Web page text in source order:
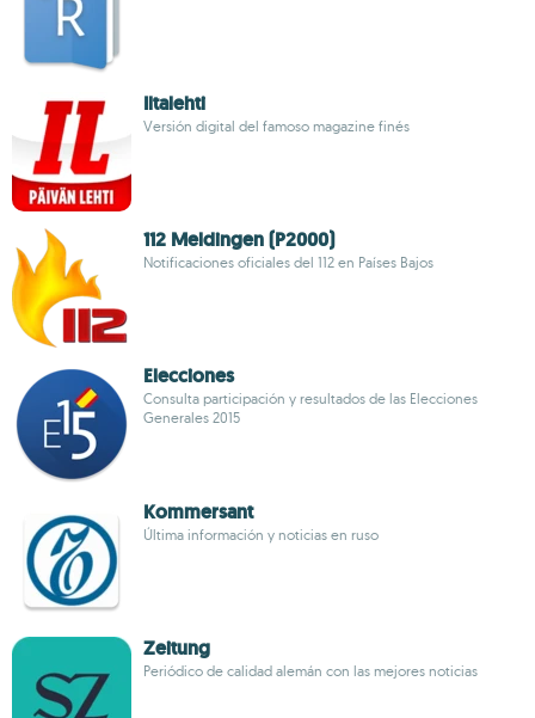
Iltalehti
Versión digital del famoso magazine finés
112 Meldingen (P2000)
Notificaciones oficiales del 112 en Países Bajos
Elecciones
Consulta participación y resultados de las Elecciones
Generales 2015
Kommersant
Última información y noticias en ruso
Zeitung
Periódico de calidad alemán con las mejores noticias